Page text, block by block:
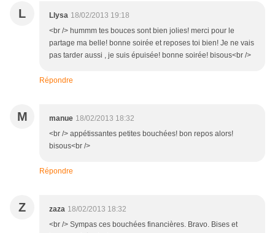
L Llysa 18/02/2013 19:18
<br /> hummm tes bouces sont bien jolies! merci pour le
partage ma belle! bonne soirée et reposes toi bien! Je ne vais
pas tarder aussi , je suis épuisée! bonne soirée! bisous<br />
Répondre
M manue 18/02/2013 18:32
<br /> appétissantes petites bouchées! bon repos alors!
bisous<br />
Répondre
Z zaza 18/02/2013 18:32
<br /> Sympas ces bouchées financières. Bravo. Bises et